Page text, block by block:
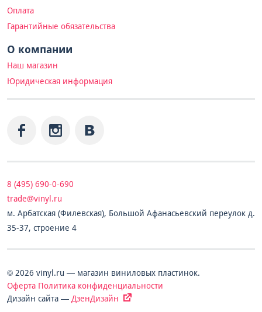
Оплата
Гарантийные обязательства
О компании
Наш магазин
Юридическая информация
8 (495) 690-0-690
trade@vinyl.ru
м. Арбатская (Филевская), Большой Афанасьевский переулок д.
35-37, строение 4
© 2026 vinyl.ru — магазин виниловых пластинок.
Оферта Политика конфиденциальности
Дизайн сайта — ДзенДизайн